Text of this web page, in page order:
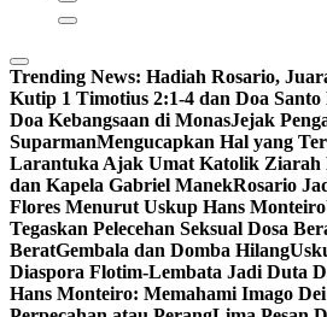
Trending News: Hadiah Rosario,
Kutip 1 Timotius 2:1-4 dan Doa Santo
Doa Kebangsaan di MonasJejak
SuparmanMengucapkan Hal yang
Larantuka Ajak Umat Katolik Ziarah
dan Kapela Gabriel ManekRosario
Flores Menurut Uskup Hans Monteiro
Tegaskan Pelecehan Seksual Dosa
BeratGembala dan Domba Hilang
Diaspora Flotim-Lembata Jadi Duta
Hans Monteiro: Memahami Imago